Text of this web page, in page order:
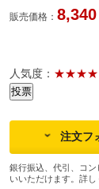
販売価格： 8,340
人気度：
注文フ
銀行振込、代引、コ
いいただけます。詳し